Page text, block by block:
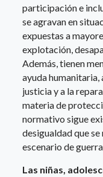
participación e
se agravan en
expuestas a
explotación,
Además, tienen
ayuda humanitaria,
justicia y a la
materia de
normativo sigue
desigualdad que
escenario de
Las niñas,